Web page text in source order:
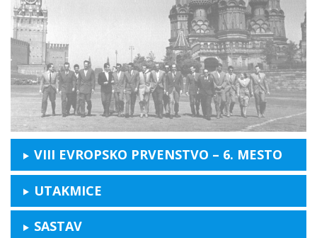
VIII EVROPSKO PRVENSTVO – 6. MESTO
UTAKMICE
SASTAV